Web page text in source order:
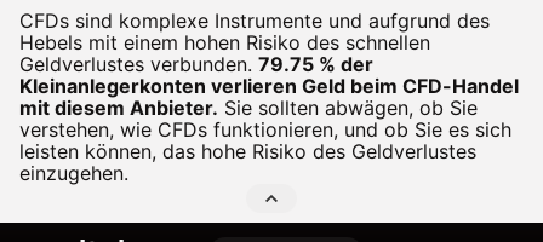
CFDs sind komplexe Instrumente und aufgrund des
Hebels mit einem hohen Risiko des schnellen
Geldverlustes verbunden. 79.75 % der
Kleinanlegerkonten verlieren Geld beim CFD-Handel
mit diesem Anbieter. Sie sollten abwägen, ob Sie
verstehen, wie CFDs funktionieren, und ob Sie es sich
leisten können, das hohe Risiko des Geldverlustes
einzugehen.